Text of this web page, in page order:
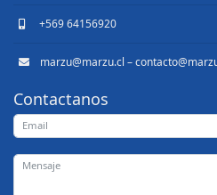
+569 64156920
marzu@marzu.cl –
Contactanos